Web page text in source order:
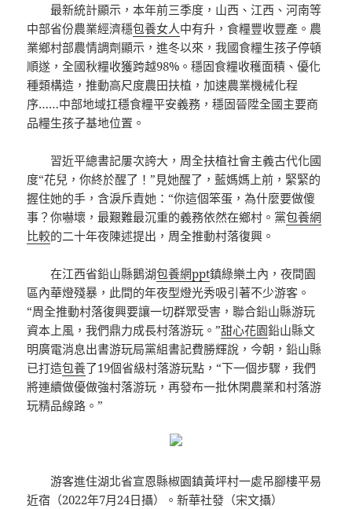
最新統計顯示，本年前三季度，山西、江西、河南等
中部省份農業經濟穩包養女人中有升，食糧豐收豐產。農
業鄉村部農情調劑顯示，進冬以來，我國食糧生孩子停頓
順遂，全國秋糧收獲跨越98%。穩固食糧收穫面積、優化
種類構造，推動高尺度農田扶植，加速農業機械化程
序……中部地域扛穩食糧平安義務，穩固晉陞全國主要商
品糧生孩子基地位置。
習近平總書記屢次誇大，周全扶植社會主義古代化國
度“花兒，你終於醒了！”見她醒了，藍媽媽上前，緊緊的
握住她的手，含淚斥責她：“你這個笨蛋，為什麼要做傻
事？你嚇壞，最艱難最沉重的義務依然在鄉村。黨包養網
比較的二十年夜陳述提出，周全推動村落復興。
在江西省鉛山縣鵝湖包養網ppt鎮綠樂土內，夜間園
區內華燈殘暴，此間的年夜型燈光秀吸引著不少游客。
“周全推動村落復興要讓一切群眾受害，聯合鉛山縣游玩
資本上風，我們鼎力成長村落游玩。”甜心花園鉛山縣文
明廣電消息出書游玩局黨組書記費勝輝說，今朝，鉛山縣
已打造包養了19個省級村落游玩點，“下一個步驟，我們
將連續做優做強村落游玩，再發布一批休閑農業和村落游
玩精品線路。”
游客進住湖北省宣恩縣椒園鎮黃坪村一處吊腳樓平易
近宿（2022年7月24日攝）。新華社發（宋文攝）